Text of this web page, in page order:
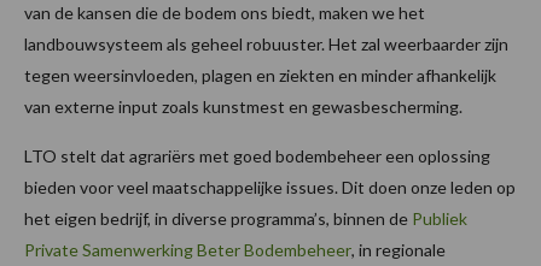
van de kansen die de bodem ons biedt, maken we het
landbouwsysteem als geheel robuuster. Het zal weerbaarder zijn
tegen weersinvloeden, plagen en ziekten en minder afhankelijk
van externe input zoals kunstmest en gewasbescherming.
LTO stelt dat agrariërs met goed bodembeheer een oplossing
bieden voor veel maatschappelijke issues. Dit doen onze leden op
het eigen bedrijf, in diverse programma’s, binnen de Publiek
Private Samenwerking Beter Bodembeheer, in regionale